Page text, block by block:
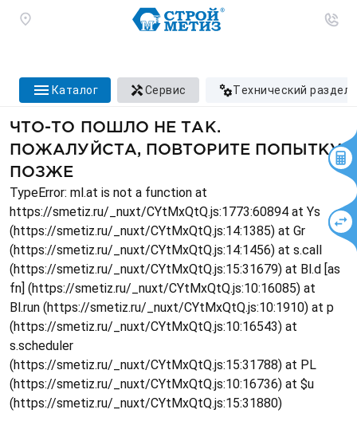
каталог сервис технический раздел
ЧТО-ТО ПОШЛО НЕ ТАК.
ПОЖАЛУЙСТА, ПОВТОРИТЕ ПОПЫТКУ
ПОЗЖЕ
TypeError: ml.at is not a function at
https://smetiz.ru/_nuxt/CYtMxQtQ.js:1773:60894 at Ys
(https://smetiz.ru/_nuxt/CYtMxQtQ.js:14:1385) at Gr
(https://smetiz.ru/_nuxt/CYtMxQtQ.js:14:1456) at s.call
(https://smetiz.ru/_nuxt/CYtMxQtQ.js:15:31679) at Bl.d [as
fn] (https://smetiz.ru/_nuxt/CYtMxQtQ.js:10:16085) at
Bl.run (https://smetiz.ru/_nuxt/CYtMxQtQ.js:10:1910) at p
(https://smetiz.ru/_nuxt/CYtMxQtQ.js:10:16543) at
s.scheduler
(https://smetiz.ru/_nuxt/CYtMxQtQ.js:15:31788) at PL
(https://smetiz.ru/_nuxt/CYtMxQtQ.js:10:16736) at $u
(https://smetiz.ru/_nuxt/CYtMxQtQ.js:15:31880)